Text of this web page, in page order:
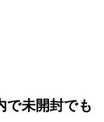
で未開封でも